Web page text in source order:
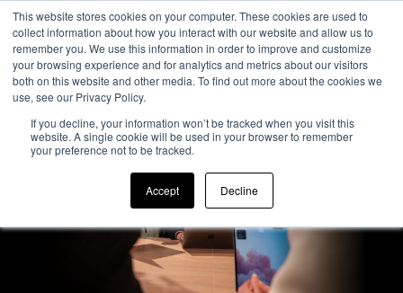
This website stores cookies on your computer. These cookies are used to
collect information about how you interact with our website and allow us to
remember you. We use this information in order to improve and customize
your browsing experience and for analytics and metrics about our visitors
both on this website and other media. To find out more about the cookies we
use, see our Privacy Policy.
If you decline, your information won’t be tracked when you visit this
website. A single cookie will be used in your browser to remember
your preference not to be tracked.
Accept Decline